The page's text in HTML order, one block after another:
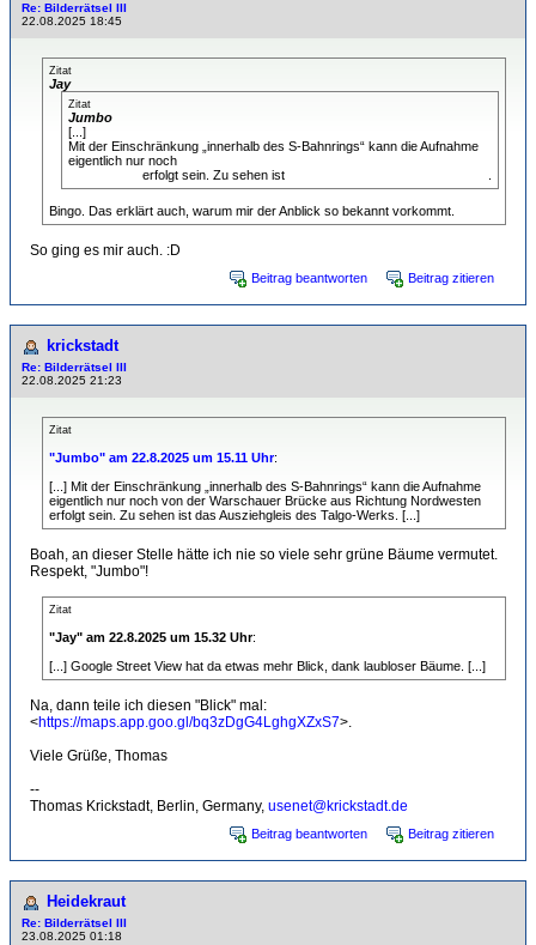
Re: Bilderrätsel III
22.08.2025 18:45
Zitat
Jay
Zitat
Jumbo
[...]
Mit der Einschränkung „innerhalb des S-Bahnrings“ kann die Aufnahme
eigentlich nur noch
erfolgt sein. Zu sehen ist .
Bingo. Das erklärt auch, warum mir der Anblick so bekannt vorkommt.
So ging es mir auch. :D
Beitrag beantworten Beitrag zitieren
krickstadt
Re: Bilderrätsel III
22.08.2025 21:23
Zitat
"Jumbo" am 22.8.2025 um 15.11 Uhr:
[...] Mit der Einschränkung „innerhalb des S-Bahnrings“ kann die Aufnahme
eigentlich nur noch von der Warschauer Brücke aus Richtung Nordwesten
erfolgt sein. Zu sehen ist das Ausziehgleis des Talgo-Werks. [...]
Boah, an dieser Stelle hätte ich nie so viele sehr grüne Bäume vermutet.
Respekt, "Jumbo"!
Zitat
"Jay" am 22.8.2025 um 15.32 Uhr:
[...] Google Street View hat da etwas mehr Blick, dank laubloser Bäume. [...]
Na, dann teile ich diesen "Blick" mal:
<https://maps.app.goo.gl/bq3zDgG4LghgXZxS7>.
Viele Grüße, Thomas
--
Thomas Krickstadt, Berlin, Germany, usenet@krickstadt.de
Beitrag beantworten Beitrag zitieren
Heidekraut
Re: Bilderrätsel III
23.08.2025 01:18